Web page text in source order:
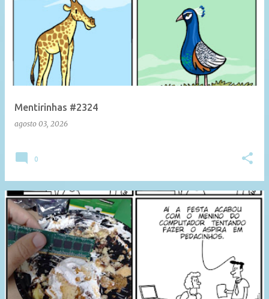
Mentirinhas #2324
agosto 03, 2026
0